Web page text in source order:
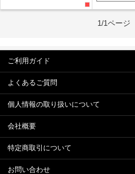
1/1ページ
ご利用ガイド
よくあるご質問
個人情報の取り扱いについて
会社概要
特定商取引について
お問い合わせ